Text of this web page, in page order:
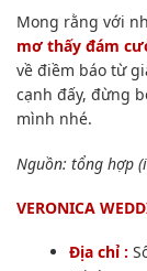
Mong rằng với
mơ thấy đám
về điềm báo từ
cạnh đấy, đừng
mình nhé.
Nguồn: tổng hợp
VERONICA
Địa chỉ :